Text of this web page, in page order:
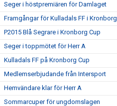
Seger i höstpremiären för Damlaget
Framgångar för Kulladals FF i
P2015 Blå Segrare i Kronborg Cup
Seger i toppmötet för Herr A
Kulladals FF på Kronborg Cup
Medlemserbjudande från Intersport
Hemvändare klar för Herr A
Sommarcuper för ungdomslagen